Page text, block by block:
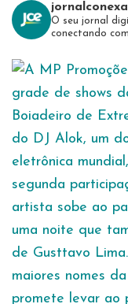
O seu jornal
conectando